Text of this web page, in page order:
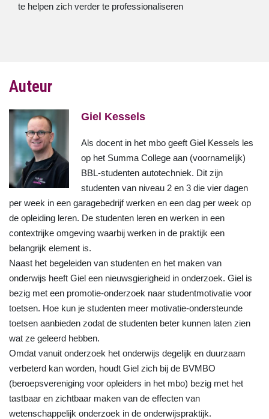
te helpen zich verder te professionaliseren
Auteur
Giel Kessels
Als docent in het mbo geeft Giel Kessels les
op het Summa College aan (voornamelijk)
BBL-studenten autotechniek. Dit zijn
studenten van niveau 2 en 3 die vier dagen
per week in een garagebedrijf werken en een dag per week op
de opleiding leren. De studenten leren en werken in een
contextrijke omgeving waarbij werken in de praktijk een
belangrijk element is.
Naast het begeleiden van studenten en het maken van
onderwijs heeft Giel een nieuwsgierigheid in onderzoek. Giel is
bezig met een promotie-onderzoek naar studentmotivatie voor
toetsen. Hoe kun je studenten meer motivatie-ondersteunde
toetsen aanbieden zodat de studenten beter kunnen laten zien
wat ze geleerd hebben.
Omdat vanuit onderzoek het onderwijs degelijk en duurzaam
verbeterd kan worden, houdt Giel zich bij de BVMBO
(beroepsvereniging voor opleiders in het mbo) bezig met het
tastbaar en zichtbaar maken van de effecten van
wetenschappelijk onderzoek in de onderwijspraktijk.